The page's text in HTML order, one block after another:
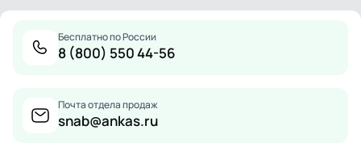
Бесплатно по России
8 (800) 550 44-56
Почта отдела продаж
snab@ankas.ru